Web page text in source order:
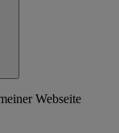
Webseite